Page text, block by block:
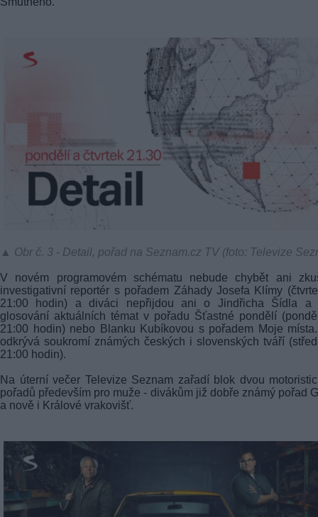
▲ Obr č. 3 - Detail, pořad na Seznam.cz TV (foto: Televize
V novém programovém schématu nebude chybět ani
investigativní reportér s pořadem Záhady Josefa Klímy
21:00 hodin) a diváci nepřijdou ani o Jindřicha Šídla a
glosování aktuálních témat v pořadu Šťastné pondělí
21:00 hodin) nebo Blanku Kubíkovou s pořadem Moje
odkrývá soukromí známých českých i slovenských tváří
21:00 hodin).
Na úterní večer Televize Seznam zařadí blok dvou
pořadů především pro muže - divákům již dobře známý pořad
a nově i Králové vrakovišť.